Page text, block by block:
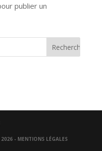
publier un
2026 - MENTIONS LÉGALES